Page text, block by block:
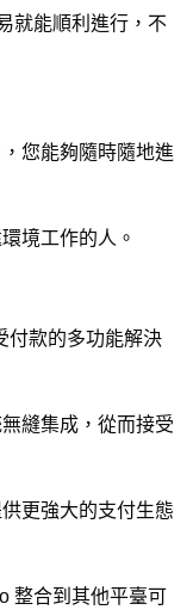
就能順利進行，不
您能夠隨時隨地進
境工作的人。
付款的多功能解決
縫集成，從而接受
更強大的支付生態
整合到其他平臺可